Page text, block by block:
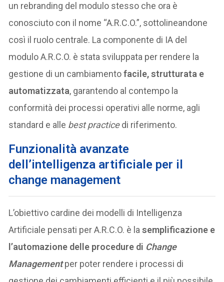
un rebranding del modulo stesso che ora è
conosciuto con il nome “A.R.C.O.”, sottolineandone
così il ruolo centrale. La componente di IA del
modulo A.R.C.O. è stata sviluppata per rendere la
gestione di un cambiamentofacile, strutturata e
automatizzata, garantendo al contempo la
conformità dei processi operativi alle norme, agli
standard e alle best practicedi riferimento.
Funzionalità avanzate
dell’intelligenza artificiale per il
change management
L’obiettivo cardine dei modelli di Intelligenza
Artificiale pensati per A.R.C.O. è lasemplificazione e
l’automazione delle procedure di Change
Management per poter rendere i processi di